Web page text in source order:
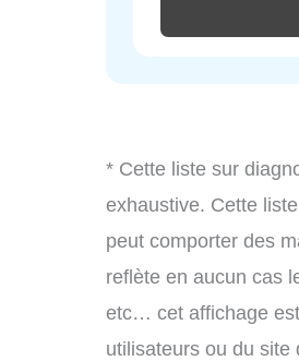
* Cette liste sur
exhaustive. Cette
peut comporter des
reflète en aucun cas
etc… cet affichage est
utilisateurs ou du site